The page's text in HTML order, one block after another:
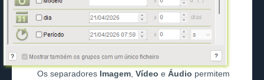
Os separadores Imagem,Vídeo eÁudio permitem